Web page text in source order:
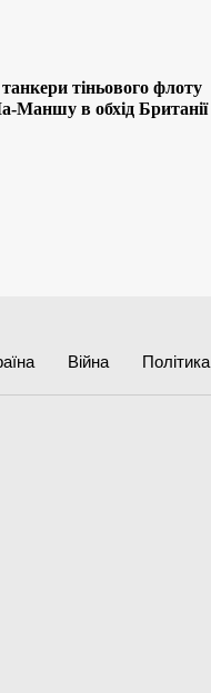
танкери тіньового флоту
Маншу в обхід Британії
Війна Політика